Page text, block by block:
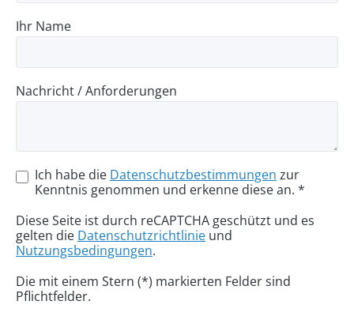
Ihr Name
Nachricht / Anforderungen
Ich habe die Datenschutzbestimmungen zur
Kenntnis genommen und erkenne diese an. *
Diese Seite ist durch reCAPTCHA geschützt und es
gelten die Datenschutzrichtlinie und
Nutzungsbedingungen.
Die mit einem Stern (*) markierten Felder sind
Pflichtfelder.